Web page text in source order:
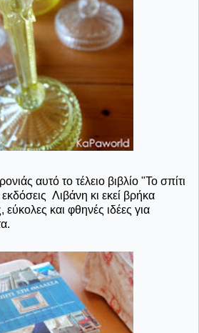
αυτό το τέλειο βιβλίο "Το σπίτι
Λιβάνη κι εκεί βρήκα
και φθηνές ιδέες για